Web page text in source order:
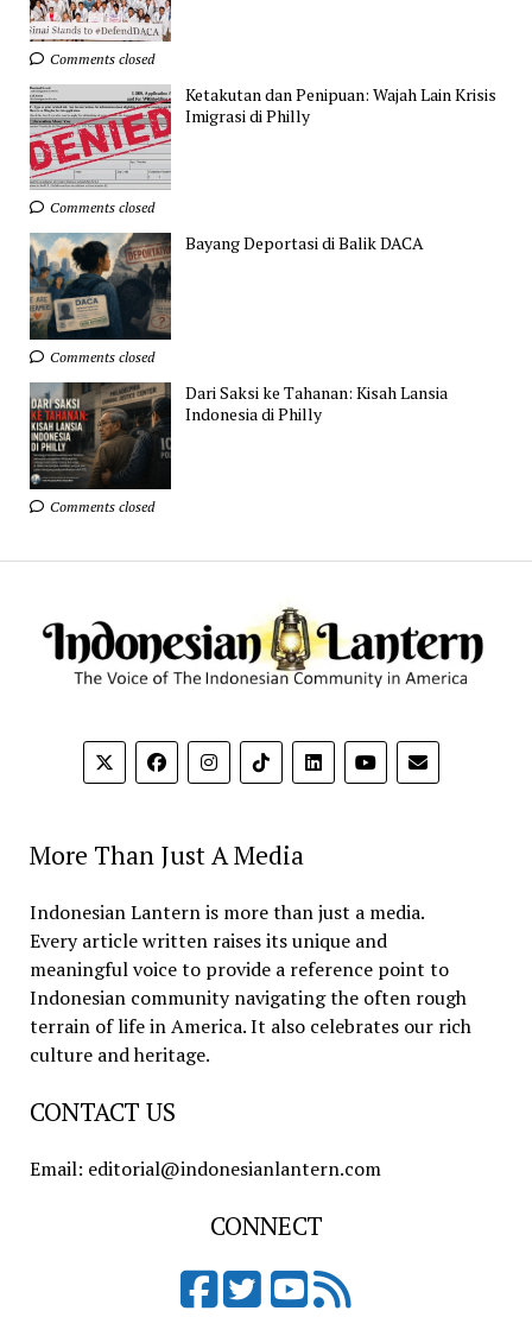
Comments closed
Ketakutan dan Penipuan: Wajah Lain Krisis
Imigrasi di Philly
Comments closed
Bayang Deportasi di Balik DACA
Comments closed
Dari Saksi ke Tahanan: Kisah Lansia
Indonesia di Philly
Comments closed
More Than Just A Media
Indonesian Lantern is more than just a media.
Every article written raises its unique and
meaningful voice to provide a reference point to
Indonesian community navigating the often rough
terrain of life in America. It also celebrates our rich
culture and heritage.
CONTACT US
Email: editorial@indonesianlantern.com
CONNECT